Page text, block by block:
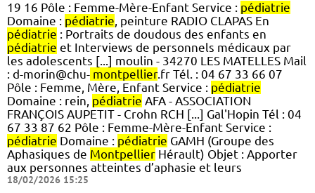
19 16 Pôle : Femme-Mère-Enfant Service : pédiatrie
Domaine : pédiatrie, peinture RADIO CLAPAS En
pédiatrie : Portraits de doudous des enfants en
pédiatrie et Interviews de personnels médicaux par
les adolescents [...] moulin - 34270 LES MATELLES Mail
: d-morin@chu- montpellier.fr Tél. : 04 67 33 66 07
Pôle : Femme, Mère, Enfant Service : pédiatrie
Domaine : rein, pédiatrie AFA - ASSOCIATION
FRANÇOIS AUPETIT - Crohn RCH [...] Gal'Hopin Tél : 04
67 33 87 62 Pôle : Femme-Mère-Enfant Service :
pédiatrie Domaine : pédiatrie GAMH (Groupe des
Aphasiques de Montpellier Hérault) Objet : Apporter
aux personnes atteintes d’aphasie et leurs
18/02/2026 15:25